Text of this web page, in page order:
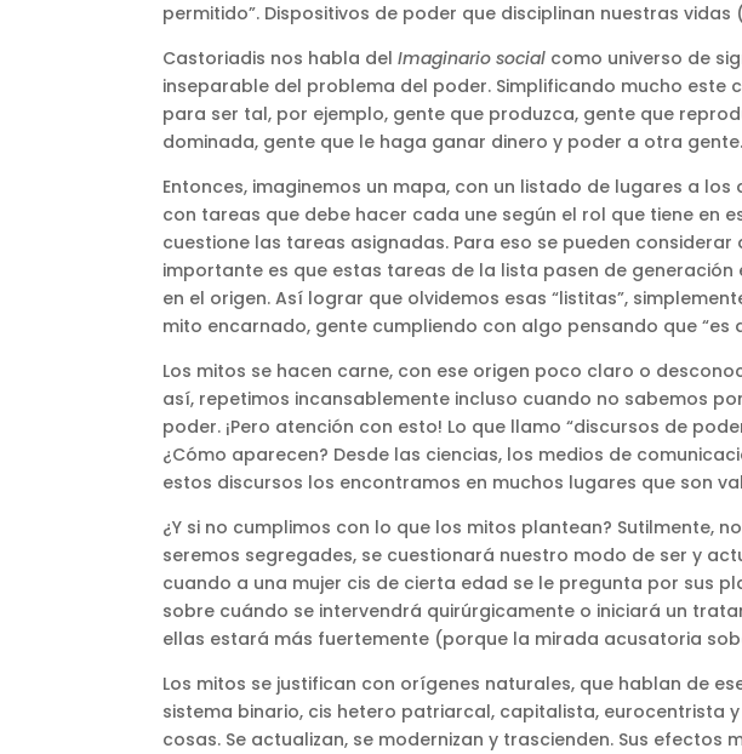
permitido”. Dispositivos de poder que disciplinan nuestras vidas
Castoriadis nos habla delImaginario social como universo de
inseparable del problema del poder. Simplificando mucho este
para ser tal, por ejemplo, gente que produzca, gente que
dominada, gente que le haga ganar dinero y poder a otra gente.
Entonces, imaginemos un mapa, con un listado de lugares a
con tareas que debe hacer cada une según el rol que tiene en
cuestione las tareas asignadas. Para eso se pueden
importante es que estas tareas de la lista pasen de
en el origen. Así lograr que olvidemos esas “listitas”,
mito encarnado, gente cumpliendo con algo pensando que “es
Los mitos se hacen carne, con ese origen poco claro o
así, repetimos incansablemente incluso cuando no sabemos
poder. ¡Pero atención con esto! Lo que llamo “discursos de
¿Cómo aparecen? Desde las ciencias, los medios de
estos discursos los encontramos en muchos lugares que son
¿Y si no cumplimos con lo que los mitos plantean? Sutilmente,
seremos segregades, se cuestionará nuestro modo de ser y
cuando a una mujer cis de cierta edad se le pregunta por sus
sobre cuándo se intervendrá quirúrgicamente o iniciará un
ellas estará más fuertemente (porque la mirada acusatoria
Los mitos se justifican con orígenes naturales, que hablan de
sistema binario, cis hetero patriarcal, capitalista, eurocentrista
cosas. Se actualizan, se modernizan y trascienden. Sus